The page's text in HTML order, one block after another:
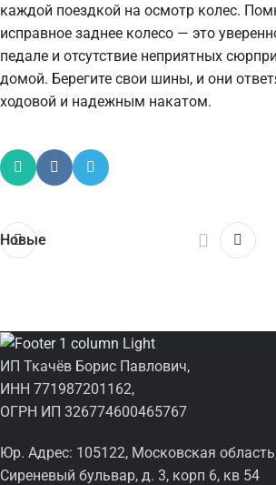
каждой поездкой на осмотр колес.
исправное заднее колесо — это
педале и отсутствие неприятных
домой. Берегите свои шины, и они
ходовой и надежным накатом.
Новые
ИП Ткачёв Борис Павлович,
ИНН 771987201162,
ОГРН ИП 326774600465767
Юр. Адрес: 105122, Московская
Сиреневый бульвар, д. 3, корп 6, кв 54